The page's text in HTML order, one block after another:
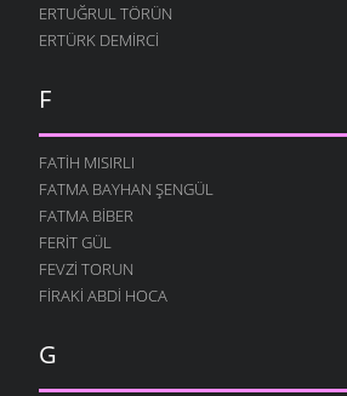
ERTUĞRUL TÖRÜN
ERTÜRK DEMIRCI
F
FATIH MISIRLI
FATMA BAYHAN ŞENGÜL
FATMA BIBER
FERIT GÜL
FEVZI TORUN
FIRAKI ABDI HOCA
G